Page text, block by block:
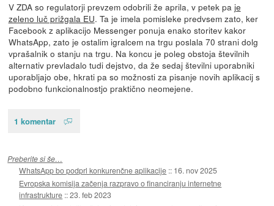
V ZDA so regulatorji prevzem odobrili že aprila, v petek pa je
zeleno luč prižgala EU. Ta je imela pomisleke predvsem zato, ker
Facebook z aplikacijo Messenger ponuja enako storitev kakor
WhatsApp, zato je ostalim igralcem na trgu poslala 70 strani dolg
vprašalnik o stanju na trgu. Na koncu je poleg obstoja številnih
alternativ prevladalo tudi dejstvo, da že sedaj številni uporabniki
uporabljajo obe, hkrati pa so možnosti za pisanje novih aplikacij s
podobno funkcionalnostjo praktično neomejene.
1 komentar
Preberite si še…
WhatsApp bo podprl konkurenčne aplikacije :: 16. nov 2025
Evropska komisija začenja razpravo o financiranju internetne
infrastrukture ::23. feb 2023